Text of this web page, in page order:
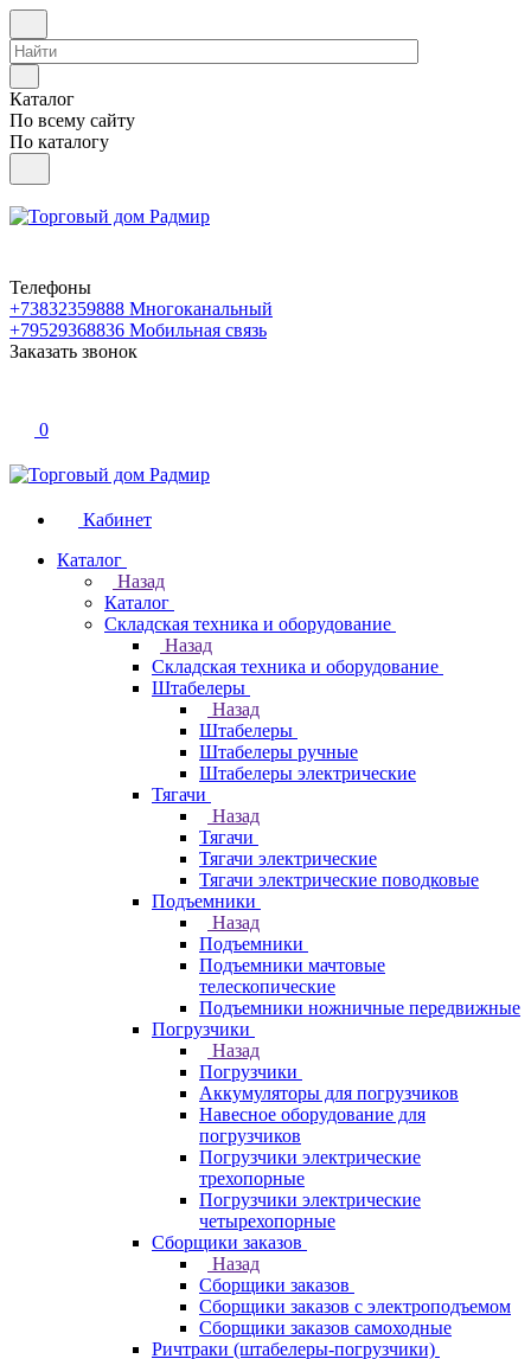
Каталог
По всему сайту
По каталогу
Телефоны
+73832359888 Многоканальный
+79529368836 Мобильная связь
Заказать звонок
0
Кабинет
Каталог
Назад
Каталог
Складская техника и оборудование
Назад
Складская техника и оборудование
Штабелеры
Назад
Штабелеры
Штабелеры ручные
Штабелеры электрические
Тягачи
Назад
Тягачи
Тягачи электрические
Тягачи электрические поводковые
Подъемники
Назад
Подъемники
Подъемники мачтовые
телескопические
Подъемники ножничные передвижные
Погрузчики
Назад
Погрузчики
Аккумуляторы для погрузчиков
Навесное оборудование для
погрузчиков
Погрузчики электрические
трехопорные
Погрузчики электрические
четырехопорные
Сборщики заказов
Назад
Сборщики заказов
Сборщики заказов с электроподъемом
Сборщики заказов самоходные
Ричтраки (штабелеры-погрузчики)